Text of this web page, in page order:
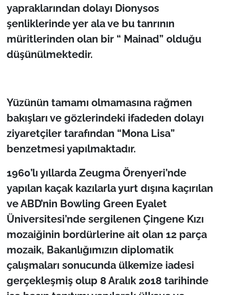
yapraklarından dolayı Dionysos
şenliklerinde yer ala ve bu tanrının
müritlerinden olan bir “ Mainad” olduğu
düşünülmektedir.
Yüzünün tamamı olmamasına rağmen
bakışları ve gözlerindeki ifadeden dolayı
ziyaretçiler tarafından “Mona Lisa”
benzetmesi yapılmaktadır.
1960’lı yıllarda Zeugma Örenyeri’nde
yapılan kaçak kazılarla yurt dışına kaçırılan
ve ABD’nin Bowling Green Eyalet
Üniversitesi’nde sergilenen Çingene Kızı
mozaiğinin bordürlerine ait olan 12 parça
mozaik, Bakanlığımızın diplomatik
çalışmaları sonucunda ülkemize iadesi
gerçekleşmiş olup 8 Aralık 2018 tarihinde